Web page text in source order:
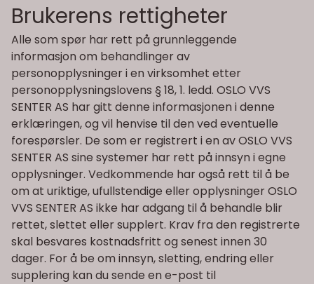
Brukerens rettigheter
Alle som spør har rett på grunnleggende
informasjon om behandlinger av
personopplysninger i en virksomhet etter
personopplysningslovens § 18, 1. ledd. OSLO VVS
SENTER AS har gitt denne informasjonen i denne
erklæringen, og vil henvise til den ved eventuelle
forespørsler. De som er registrert i en av OSLO VVS
SENTER AS sine systemer har rett på innsyn i egne
opplysninger. Vedkommende har også rett til å be
om at uriktige, ufullstendige eller opplysninger OSLO
VVS SENTER AS ikke har adgang til å behandle blir
rettet, slettet eller supplert. Krav fra den registrerte
skal besvares kostnadsfritt og senest innen 30
dager. For å be om innsyn, sletting, endring eller
supplering kan du sende en e-post til